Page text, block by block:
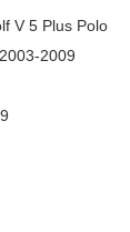
V 5 Plus Polo
2009